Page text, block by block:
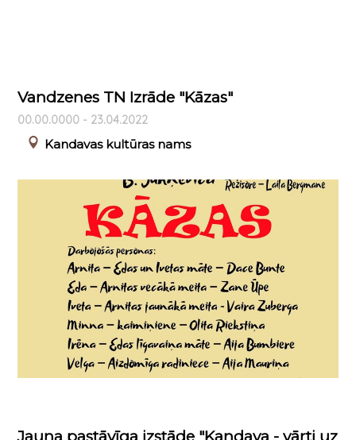
Vandzenes TN Izrāde "Kāzas"
00.00.0000 - 23.04.2022
Kandavas kultūras nams